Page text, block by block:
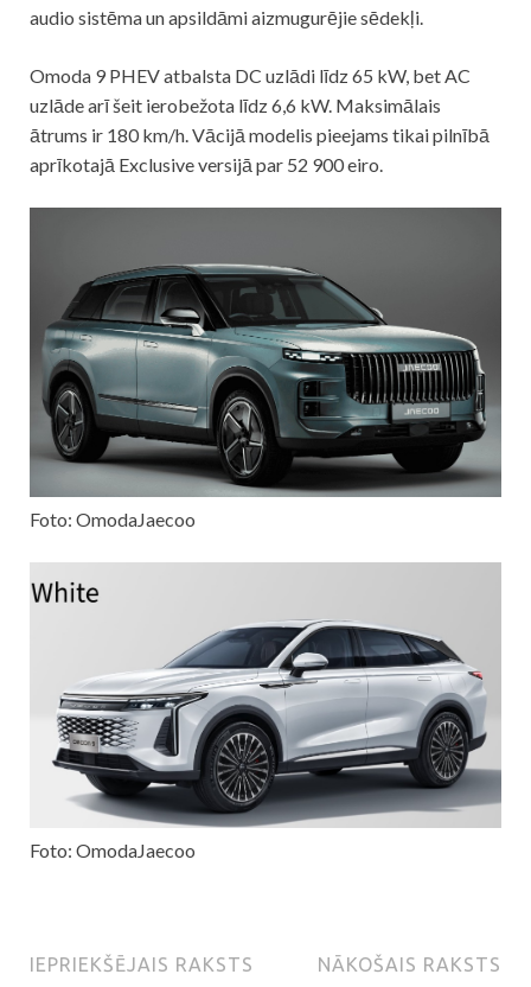
audio sistēma un apsildāmi aizmugurējie sēdekļi.
Omoda 9 PHEV atbalsta DC uzlādi līdz 65 kW, bet AC
uzlāde arī šeit ierobežota līdz 6,6 kW. Maksimālais
ātrums ir 180 km/h. Vācijā modelis pieejams tikai pilnībā
aprīkotajā Exclusive versijā par 52 900 eiro.
Foto: OmodaJaecoo
Foto: OmodaJaecoo
IEPRIEKŠĒJAIS RAKSTS NĀKOŠAIS RAKSTS